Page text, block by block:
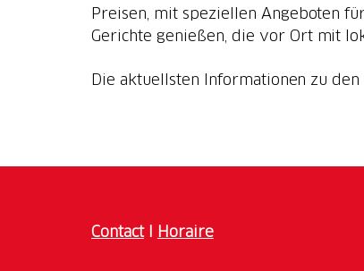
Preisen, mit speziellen Angeboten
Gerichte genießen, die vor Ort mit
Die aktuellsten Informationen zu
ContactI Horaire